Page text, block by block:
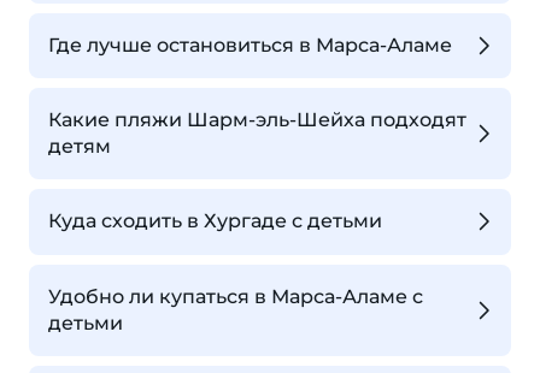
Где лучше остановиться в Марса-Аламе
Какие пляжи Шарм-эль-Шейха подходят
детям
Куда сходить в Хургаде с детьми
Удобно ли купаться в Марса-Аламе с
детьми